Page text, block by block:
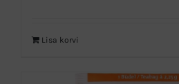
Lisa korvi